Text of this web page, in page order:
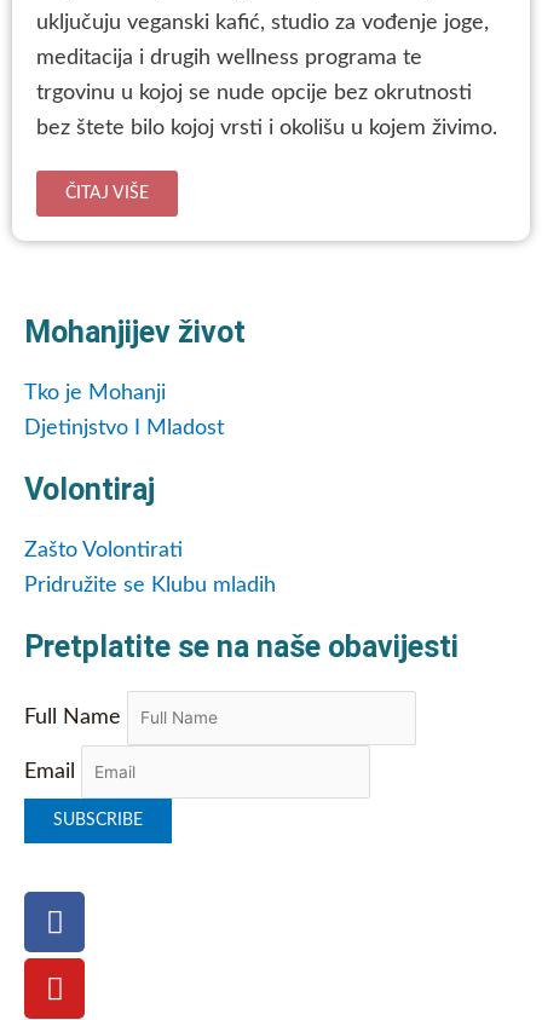
uključuju veganski kafić, studio za vođenje joge,
meditacija i drugih wellness programa te
trgovinu u kojoj se nude opcije bez okrutnosti
bez štete bilo kojoj vrsti i okolišu u kojem živimo.
ČITAJ VIŠE
Mohanjijev život
Tko je Mohanji
Djetinjstvo I Mladost
Volontiraj
Zašto Volontirati
Pridružite se Klubu mladih
Pretplatite se na naše obavijesti
Full Name
Email
Facebook
Youtube
Twitter
Instagram